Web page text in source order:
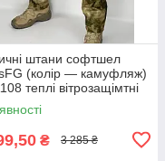
штани софтшел
(колір — камуфляж)
теплі вітрозащімтні
на флісі
₴ 3 285 ₴